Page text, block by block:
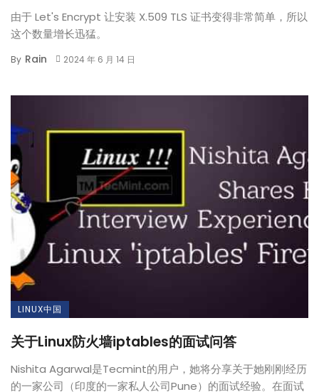
由于 Let's Encrypt 让安装 X.509 TLS 证书变得非常简单，所以
这个数量增长迅猛。
By Rain 2024 年 6 月 14 日
LINUX中国
关于Linux防火墙iptables的面试问答
Nishita Agarwal是Tecmint的用户，她将分享关于她刚刚经历
的一家公司（印度的一家私人公司Pune）的面试经验。在面试